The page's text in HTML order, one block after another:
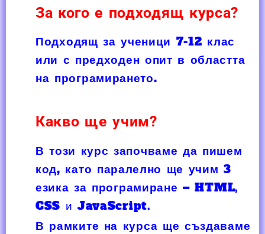
За кого е подходящ курса?
Подходящ за ученици 7-12 клас
или с предходен опит в областта
на програмирането.
Какво ще учим?
В този курс започваме да пишем
код, като паралелно ще учим 3
езика за програмиране –HTML,
CSS и JavaScript.
В рамките на курса ще създаваме